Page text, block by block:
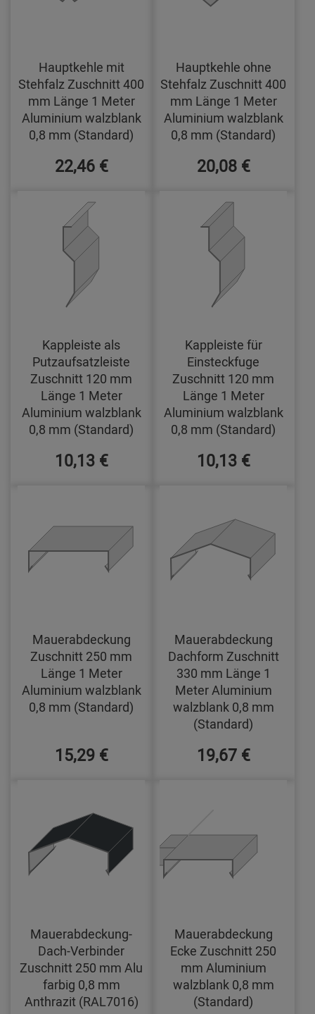
Hauptkehle mit
Stehfalz Zuschnitt 400
mm Länge 1 Meter
Aluminium walzblank
0,8 mm (Standard)
22,46 €
Hauptkehle ohne
Stehfalz Zuschnitt 400
mm Länge 1 Meter
Aluminium walzblank
0,8 mm (Standard)
20,08 €
Kappleiste als
Putzaufsatzleiste
Zuschnitt 120 mm
Länge 1 Meter
Aluminium walzblank
0,8 mm (Standard)
10,13 €
Kappleiste für
Einsteckfuge
Zuschnitt 120 mm
Länge 1 Meter
Aluminium walzblank
0,8 mm (Standard)
10,13 €
Mauerabdeckung
Zuschnitt 250 mm
Länge 1 Meter
Aluminium walzblank
0,8 mm (Standard)
15,29 €
Mauerabdeckung
Dachform Zuschnitt
330 mm Länge 1
Meter Aluminium
walzblank 0,8 mm
(Standard)
19,67 €
Mauerabdeckung-
Dach-Verbinder
Zuschnitt 250 mm Alu
farbig 0,8 mm
Anthrazit (RAL7016)
Mauerabdeckung
Ecke Zuschnitt 250
mm Aluminium
walzblank 0,8 mm
(Standard)